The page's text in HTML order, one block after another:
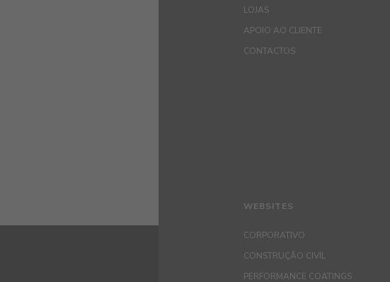
LOJAS
APOIO AO CLIENTE
CONTACTOS
WEBSITES
CORPORATIVO
CONSTRUÇÃO CIVIL
PERFORMANCE COATINGS